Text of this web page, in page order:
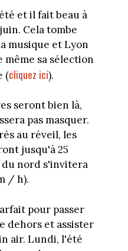
et il fait beau à
Cela tombe
musique et Lyon
même sa sélection
(cliquez ici).
seront bien là,
pas masquer.
au réveil, les
jusqu'à 25
nord s'invitera
/ h).
pour passer
dehors et assister
air. Lundi, l'été